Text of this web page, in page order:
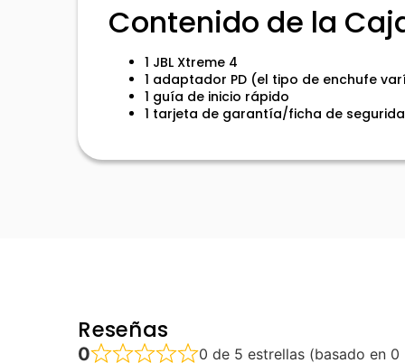
Contenido de la
1 JBL Xtreme 4
1 adaptador PD (el tipo de enchufe
1 guía de inicio rápido
1 tarjeta de garantía/ficha de
Reseñas
0 0 de 5 estrellas (basado en 0